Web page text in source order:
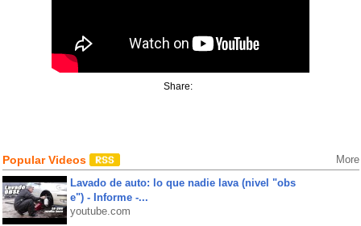
Share:
Popular Videos More
Lavado de auto: lo que nadie lava (nivel "obs
e") - Informe -...
youtube.com